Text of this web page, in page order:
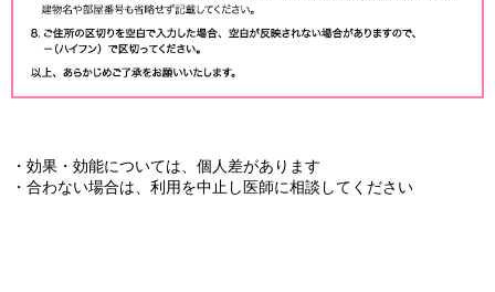
・効果・効能については、個人差があります
・合わない場合は、利用を中止し医師に相談してください